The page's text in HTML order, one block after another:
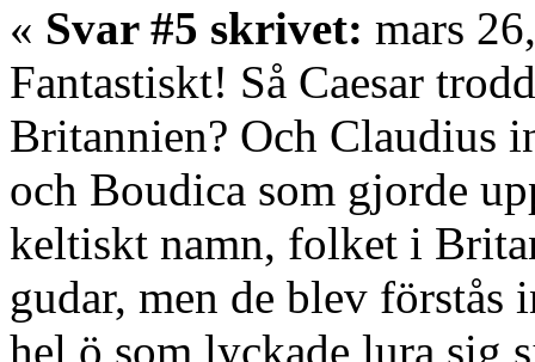
« Svar #5 skrivet: mars
Fantastiskt! Så Caesar
Britannien? Och Claudius
och Boudica som gjorde
keltiskt namn, folket i
gudar, men de blev
hel ö som lyckade lura sig